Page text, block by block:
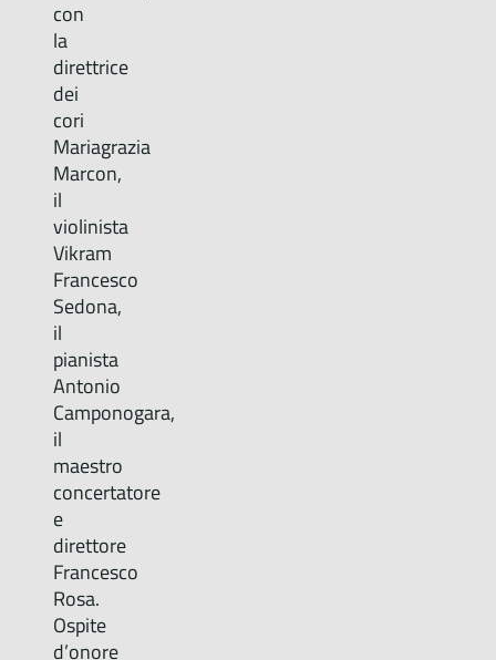
con
la
direttrice
dei
cori
Mariagrazia
Marcon,
il
violinista
Vikram
Francesco
Sedona,
il
pianista
Antonio
Camponogara,
il
maestro
concertatore
e
direttore
Francesco
Rosa.
Ospite
d’onore